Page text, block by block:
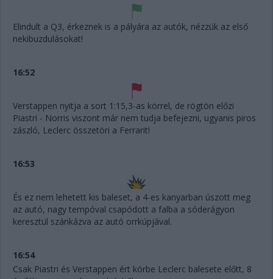
Elindult a Q3, érkeznek is a pályára az autók, nézzük az első
nekibuzdulásokat!
16:52
Verstappen nyitja a sort 1:15,3-as körrel, de rögtön előzi
Piastri - Norris viszont már nem tudja befejezni, ugyanis piros
zászló, Leclerc összetöri a Ferrarit!
16:53
És ez nem lehetett kis baleset, a 4-es kanyarban úszott meg
az autó, nagy tempóval csapódott a falba a sóderágyon
keresztül szánkázva az autó orrkúpjával.
16:54
Csak Piastri és Verstappen ért körbe Leclerc balesete előtt, 8